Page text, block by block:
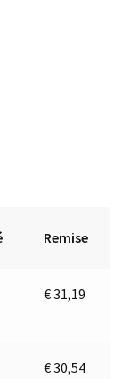
Remise
€31,19
€30,54